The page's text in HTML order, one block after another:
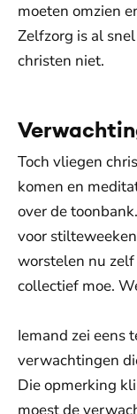
moeten omzien
Zelfzorg is al
christen niet.
Toch vliegen
komen en
over de
voor
worstelen nu
collectief moe.
Iemand zei eens
verwachtingen
Die opmerking